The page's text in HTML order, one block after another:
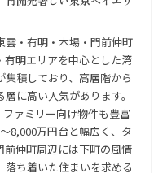
雲・有明・木場・門前仲町
明エリアを中心とした湾
積しており、高層階から
に高い人気があります。
ァミリー向け物件も豊富
8,000万円台と幅広く、タ
前仲町周辺には下町の風情
ち着いた住まいを求める